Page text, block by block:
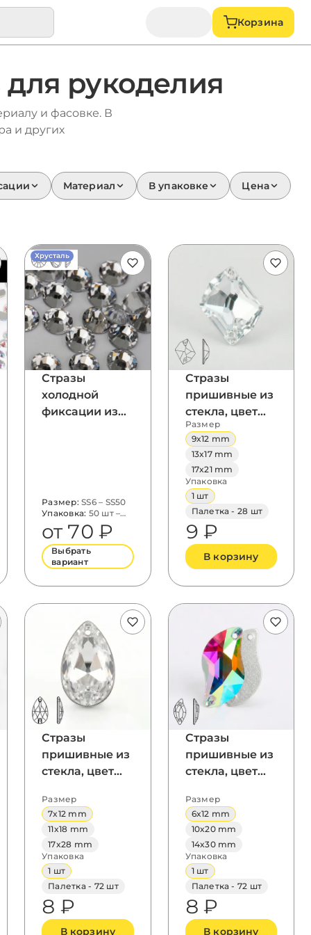
Корзина
для рукоделия
и фасовке. В
и других
Материал В упаковке Цена
Хрусталь
Стразы
холодной
фиксации из
Размер: SS6 – SS50
Упаковка: 50 шт –
1440 шт
от 70 ₽
Выбрать
вариант
Стразы
пришивные из
стекла, цвет
Crystal, форма
Cosmic
Размер
9x12 mm
13x17 mm
17x21 mm
Упаковка
1 шт
Палетка - 28 шт
9 ₽
В корзину
Стразы
пришивные из
стекла, цвет
Teardrop / Pear
Размер
7x12 mm
11x18 mm
17x28 mm
Упаковка
1 шт
Палетка - 72 шт
8 ₽
В корзину
Стразы
пришивные из
стекла, цвет
форма Laconic
Размер
6x12 mm
10x20 mm
14x30 mm
Упаковка
1 шт
Палетка - 72 шт
8 ₽
В корзину